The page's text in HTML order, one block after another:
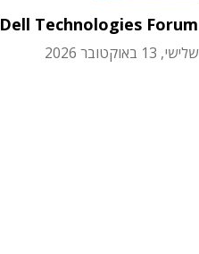
Dell Technologies Forum
שלישי, 13 באוקטובר 2026